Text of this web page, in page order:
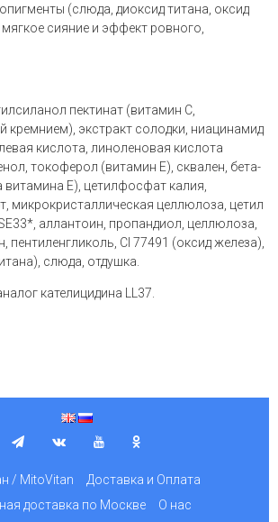
(слюда, диоксид титана, оксид
сияние и эффект ровного,
пектинат (витамин С,
кремнием), экстракт солодки, ниацинамид
кислота, линоленовая кислота
токоферол (витамин E), сквален, бета-
E), цетилфосфат калия,
микрокристаллическая целлюлоза, цетил
аллантоин, пропандиол, целлюлоза,
пентиленгликоль, CI 77491 (оксид железа),
слюда, отдушка.
кателицидина LL37.
/ MitoVitan
Доставка и Оплата
доставка по Москве
О нас